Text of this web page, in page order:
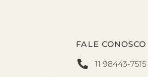
FALE CONOSCO
11 98443-7515